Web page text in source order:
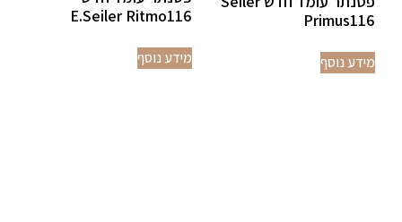
Primus116
מידע נוסף
E.Seiler Ritmo116
מידע נוסף